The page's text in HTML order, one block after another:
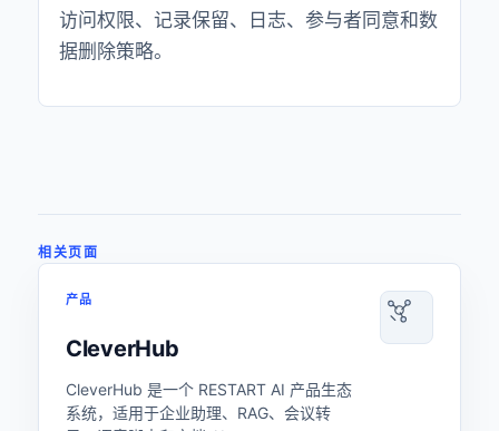
访问权限、记录保留、日志、参与者同意和数
据删除策略。
相关页面
产品
CleverHub
CleverHub 是一个 RESTART AI 产品生态
系统，适用于企业助理、RAG、会议转